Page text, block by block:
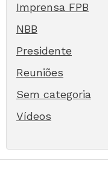
Imprensa FPB
NBB
Presidente
Reuniões
Sem categoria
Vídeos